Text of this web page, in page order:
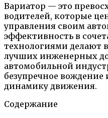
Вариатор — это
водителей, которые
управления своим
эффективность в
технологиями делают
лучших инженерных
автомобильной
безупречное
динамику движения.
Содержание